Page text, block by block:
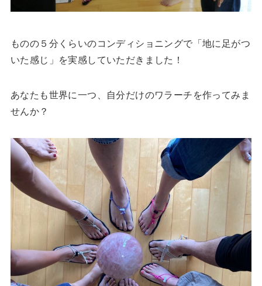
ものの５分くらいのコンディショニングで「地に足がつ
いた感じ」を実感していただきました！
あなたも世界に一つ、自分だけのワラーチを作ってみま
せんか？